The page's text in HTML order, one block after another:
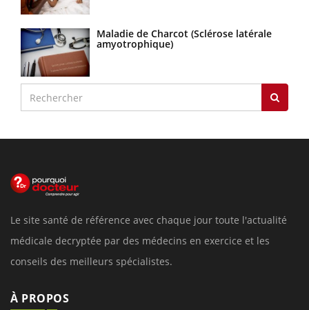
Maladie de Charcot (Sclérose latérale
amyotrophique)
Le site santé de référence avec chaque jour toute l'actualité
médicale decryptée par des médecins en exercice et les
conseils des meilleurs spécialistes.
À PROPOS